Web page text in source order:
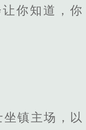
你知道，你
镇主场，以